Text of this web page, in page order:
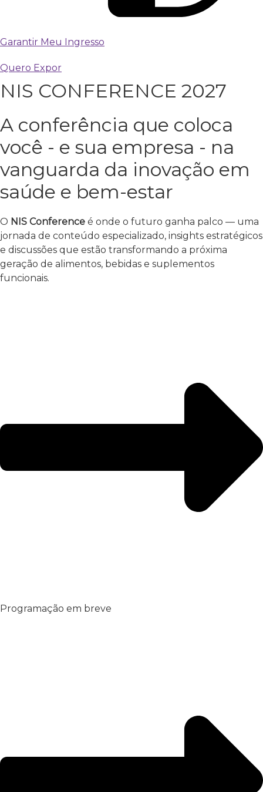
Garantir Meu Ingresso
Quero Expor
NIS CONFERENCE 2027
A conferência que coloca
você - e sua empresa - na
vanguarda da inovação em
saúde e bem-estar
O NIS Conference é onde o futuro ganha palco — uma
jornada de conteúdo especializado, insights estratégicos
e discussões que estão transformando a próxima
geração de alimentos, bebidas e suplementos
funcionais.
Programação em breve